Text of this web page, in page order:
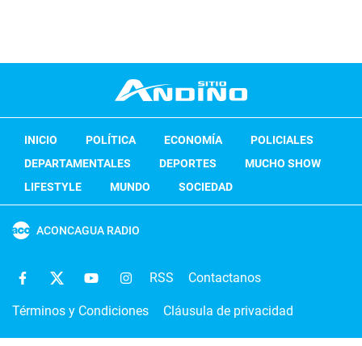
INICIO POLÍTICA ECONOMÍA
POLICIALES
DEPARTAMENTALES
DEPORTES
MUCHO SHOW
LIFESTYLE
MUNDO SOCIEDAD
ACONCAGUA RADIO
RSS Contactanos
Términos y Condiciones Cláusula de privacidad